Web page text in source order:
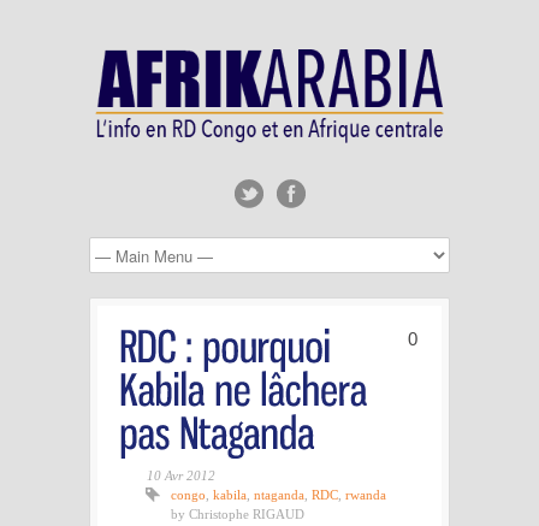
0
10 Avr 2012
congo kabila ntaganda RDC rwanda
by Christophe RIGAUD